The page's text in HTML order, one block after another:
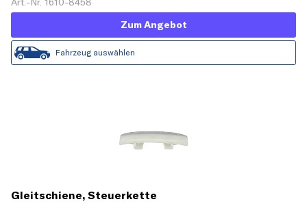
Zum Angebot
Fahrzeug auswählen
Gleitschiene, Steuerkette